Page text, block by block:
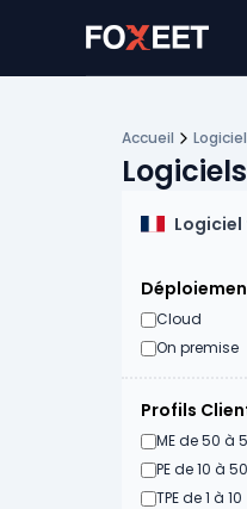
Accueil
Cloud
On premise
Profils
ME de 50 à
PE de 10 à 50
TPE de 1 à 10